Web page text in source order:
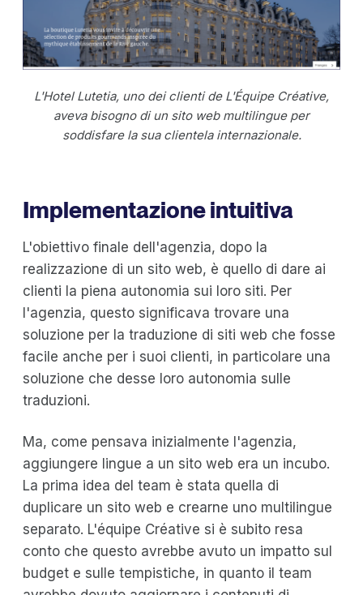
L'Hotel Lutetia, uno dei clienti de L'Équipe Créative,
aveva bisogno di un sito web multilingue per
soddisfare la sua clientela internazionale.
Implementazione intuitiva
L'obiettivo finale dell'agenzia, dopo la
realizzazione di un sito web, è quello di dare ai
clienti la piena autonomia sui loro siti. Per
l'agenzia, questo significava trovare una
soluzione per la traduzione di siti web che fosse
facile anche per i suoi clienti, in particolare una
soluzione che desse loro autonomia sulle
traduzioni.
Ma, come pensava inizialmente l'agenzia,
aggiungere lingue a un sito web era un incubo.
La prima idea del team è stata quella di
duplicare un sito web e crearne uno multilingue
separato. L'équipe Créative si è subito resa
conto che questo avrebbe avuto un impatto sul
budget e sulle tempistiche, in quanto il team